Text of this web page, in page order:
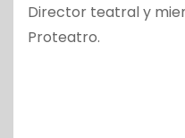
Director teatral y
Proteatro.